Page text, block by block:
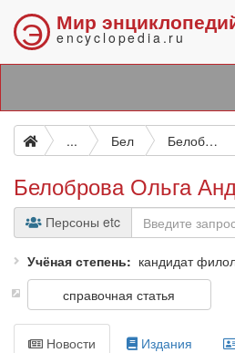
Э Мир
encyclopedia.ru
... Бел Белоброва Ольга Андреевна
Белоброва Ольга
Персоны etc
Учёная степень
кандидат
справочная статья
Новости Издания